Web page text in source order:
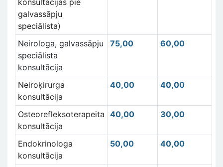
galvassāpju
speciālista)
Neirologa, galvassāpju
speciālista
konsultācija
75,00 60,00
Neiroķirurga
konsultācija
40,00 40,00
Osteorefleksoterapeita
konsultācija
40,00 30,00
Endokrinologa
konsultācija
50,00 40,00